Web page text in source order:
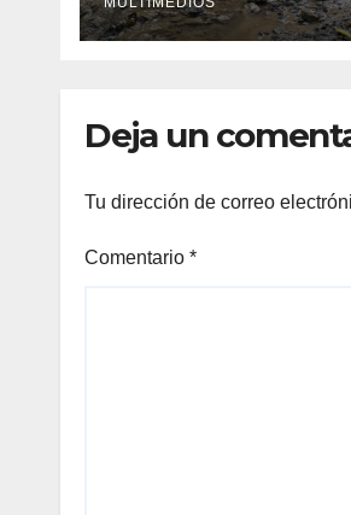
convierte en un
riesgo diario
Deja un
Tu dirección de correo
Comentario *